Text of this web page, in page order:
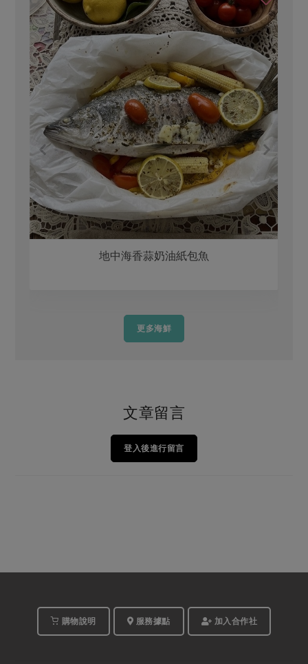
地中海香蒜奶油紙包魚
更多海鮮
文章留言
登入後進行留言
購物說明 服務據點 加入合作社